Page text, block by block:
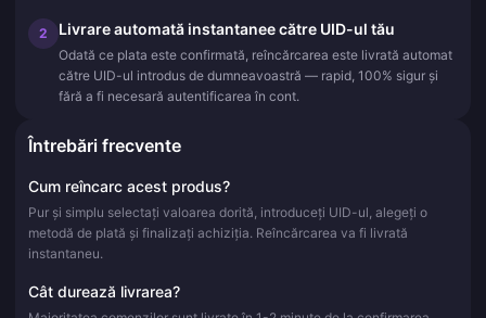
2 Livrare automată instantanee către UID-ul tău
Odată ce plata este confirmată, reîncărcarea este livrată automat
către UID-ul introdus de dumneavoastră — rapid, 100% sigur și
fără a fi necesară autentificarea în cont.
Întrebări frecvente
Cum reîncarc acest produs?
Pur și simplu selectați valoarea dorită, introduceți UID-ul, alegeți o
metodă de plată și finalizați achiziția. Reîncărcarea va fi livrată
instantaneu.
Cât durează livrarea?